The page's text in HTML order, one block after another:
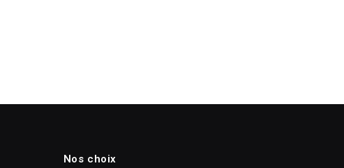
Nos choix